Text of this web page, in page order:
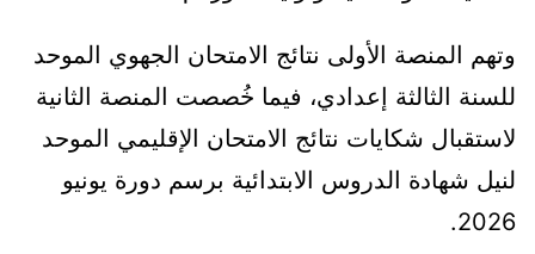
وتهم المنصة الأولى نتائج الامتحان الجهوي الموحد
للسنة الثالثة إعدادي، فيما خُصصت المنصة الثانية
لاستقبال شكايات نتائج الامتحان الإقليمي الموحد
لنيل شهادة الدروس الابتدائية برسم دورة يونيو
2026.